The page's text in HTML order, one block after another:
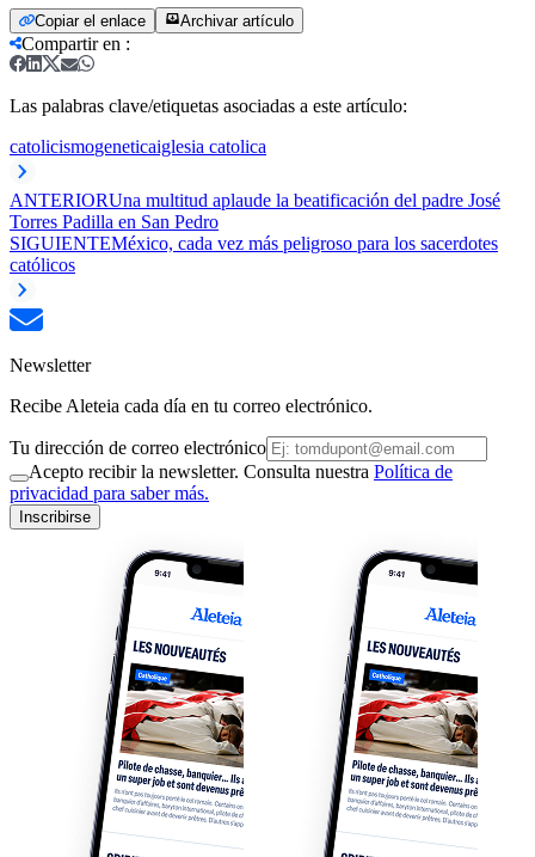
Copiar el enlace Archivar artículo
Compartir en :
Las palabras clave/etiquetas asociadas a este artículo:
catolicismogeneticaiglesia catolica
ANTERIORUna multitud aplaude la beatificación del padre José
Torres Padilla en San Pedro
SIGUIENTEMéxico, cada vez más peligroso para los sacerdotes
católicos
Newsletter
Recibe Aleteia cada día en tu correo electrónico.
Tu dirección de correo electrónico
Acepto recibir la newsletter. Consulta nuestra Política de
privacidad para saber más.
Inscribirse